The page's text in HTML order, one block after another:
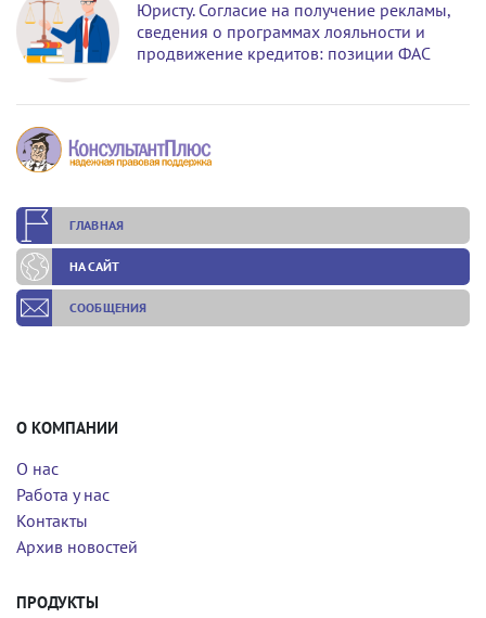
Юристу. Согласие на получение рекламы,
сведения о программах лояльности и
продвижение кредитов: позиции ФАС
ГЛАВНАЯ
НА САЙТ
СООБЩЕНИЯ
О КОМПАНИИ
О нас
Работа у нас
Контакты
Архив новостей
ПРОДУКТЫ